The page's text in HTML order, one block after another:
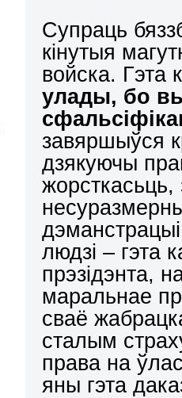
Супраць
кінутыя
войска. Гэта
улады, бо
завяршыўся
дзякуючы
жорсткасьць,
людзі – гэта
прэзідэнта,
маральнае
сваё
сталым
права на
яны гэта